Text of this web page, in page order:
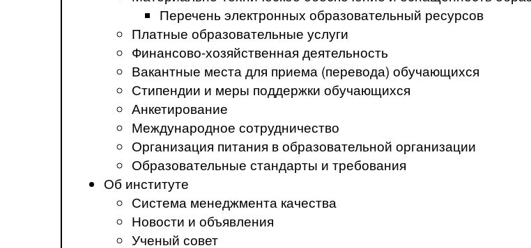
Перечень электронных образовательный ресурсов
Платные образовательные услуги
Финансово-хозяйственная деятельность
Вакантные места для приема (перевода) обучающихся
Стипендии и меры поддержки обучающихся
Анкетирование
Международное сотрудничество
Организация питания в образовательной организации
Образовательные стандарты и требования
Об институте
Система менеджмента качества
Новости и объявления
Ученый совет